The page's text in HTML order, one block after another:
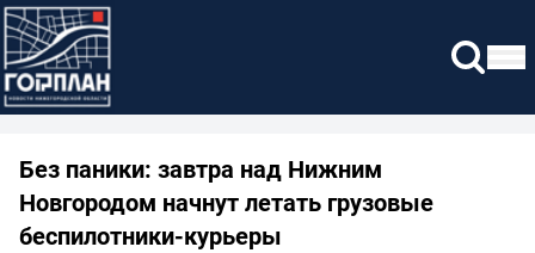
Без паники: завтра над Нижним
Новгородом начнут летать грузовые
беспилотники-курьеры